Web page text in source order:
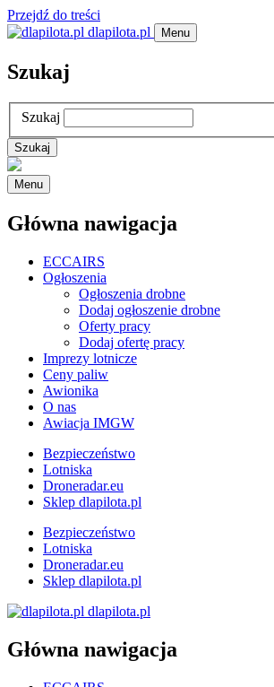
Przejdź do treści
dlapilota.pl
Menu
Szukaj
Szukaj
Menu
Główna nawigacja
ECCAIRS
Ogłoszenia
Ogłoszenia drobne
Dodaj ogłoszenie drobne
Oferty pracy
Dodaj ofertę pracy
Imprezy lotnicze
Ceny paliw
Awionika
O nas
Awiacja IMGW
Bezpieczeństwo
Lotniska
Droneradar.eu
Sklep dlapilota.pl
Bezpieczeństwo
Lotniska
Droneradar.eu
Sklep dlapilota.pl
dlapilota.pl
Główna nawigacja